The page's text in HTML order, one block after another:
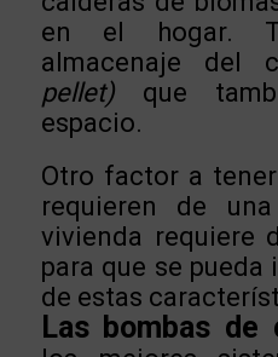
en el hogar.
almacenaje del
pellet)que
espacio.
Otro factor a
requieren de
vivienda requiere
para que se
de estas
Las bombas de